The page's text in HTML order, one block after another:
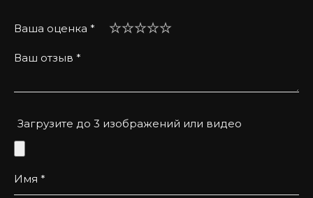
Ваша оценка *
Ваш отзыв *
Загрузите до 3 изображений или видео
Имя *